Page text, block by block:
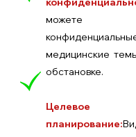
можете
медицинские
обстановке.
Целевое
планирование: